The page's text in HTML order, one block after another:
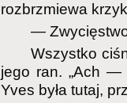
rozbrzmiewa
—
Wszystko
jego ran. „Ach —
Yves była tutaj,